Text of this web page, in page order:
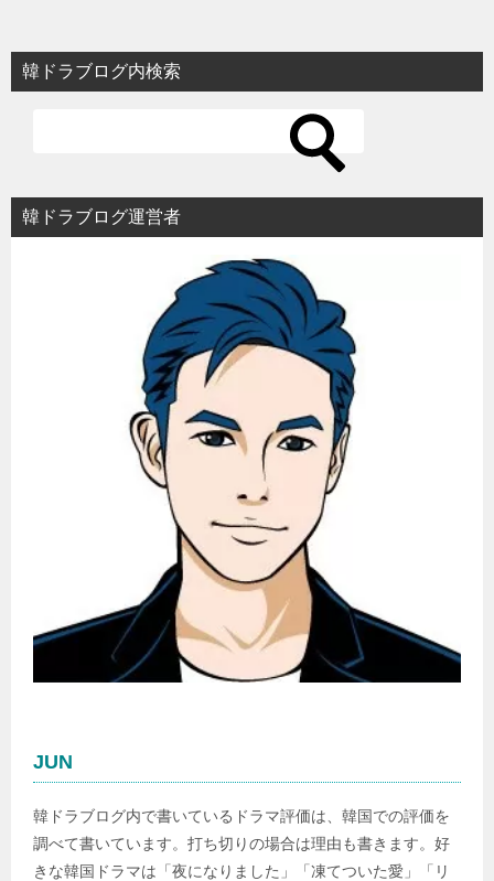
韓ドラブログ内検索
韓ドラブログ運営者
JUN
韓ドラブログ内で書いているドラマ評価は、韓国での評価を
調べて書いています。打ち切りの場合は理由も書きます。好
きな韓国ドラマは「夜になりました」「凍てついた愛」「リ